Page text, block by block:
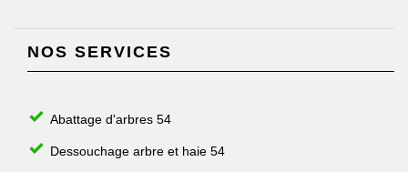
NOS SERVICES
Abattage d'arbres 54
Dessouchage arbre et haie 54